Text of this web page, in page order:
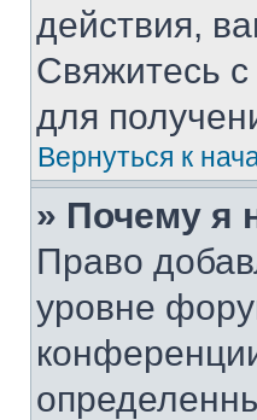
действия,
Свяжитесь
для
Вернуться к
» Почему я
Право
уровне